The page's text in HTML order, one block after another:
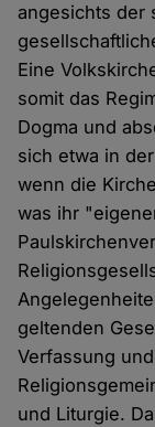
angesichts der
Eine
somit das
Dogma und
sich etwa in
wenn die
was ihr
geltenden
Verfassung
und Liturgie.